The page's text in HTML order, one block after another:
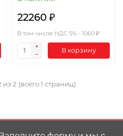
22260 ₽
В том числе НДС 5% - 1060 ₽
В корзину
2 (всего 1 страниц)